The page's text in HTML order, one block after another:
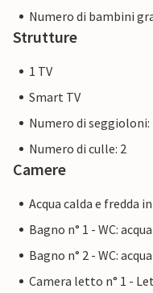
Numero di bambini
Strutture
1 TV
Smart TV
Numero di seggioloni:
Numero di culle: 2
Camere
Acqua calda e fredda
Bagno n° 1 - WC:
Bagno n° 2 - WC:
Camera letto n° 1 -